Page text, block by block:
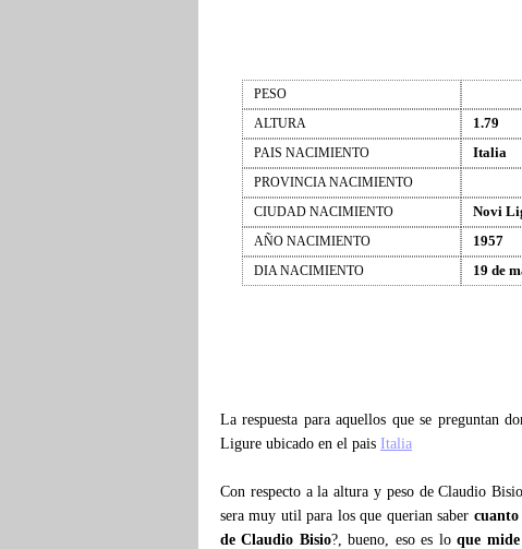
PESO
ALTURA
1.79
PAIS NACIMIENTO Italia
PROVINCIA NACIMIENTO
CIUDAD NACIMIENTO
Novi
AÑO NACIMIENTO 1957
DIA NACIMIENTO 19 de
La respuesta para aquellos que se preguntan
Ligure ubicado en el pais Italia
Con respecto a la altura y peso de Claudio
sera muy util para los que querian saber
de Claudio Bisio?, bueno, eso es loque